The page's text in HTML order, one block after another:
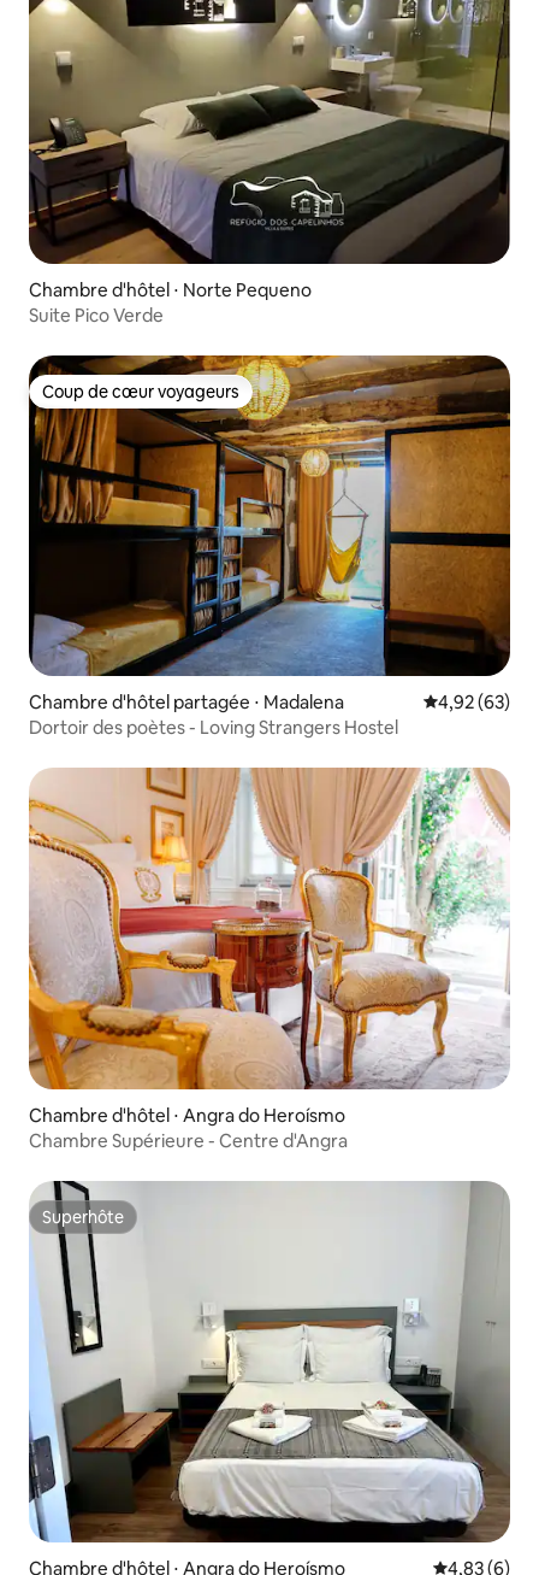
Chambre d'hôtel ⋅ Norte Pequeno
Suite Pico Verde
Coup de cœur voyageurs
Coup de cœur voyageurs
Chambre d'hôtel partagée ⋅ Madalena Évaluation
4,92 (63)
Dortoir des poètes - Loving Strangers Hostel
Chambre d'hôtel ⋅ Angra do Heroísmo
Chambre Supérieure - Centre d'Angra
Superhôte
Superhôte
Chambre d'hôtel ⋅ Angra do Heroísmo Évaluation
4,83 (6)